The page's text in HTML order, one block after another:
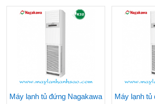
Máy lạnh tủ đứng Nagakawa
Máy lạnh tủ